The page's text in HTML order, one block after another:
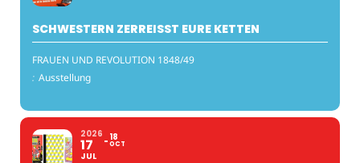
SCHWESTERN ZERREISST EURE KETTEN
FRAUEN UND REVOLUTION 1848/49
: Ausstellung
2026
17
JUL
18
OCT